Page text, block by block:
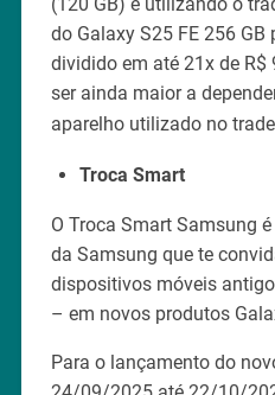
do Galaxy S25 FE 256 GB
dividido em até 21x de R$
ser ainda maior a
aparelho utilizado no
Troca Smart
O Troca Smart Samsung
da Samsung que te
dispositivos móveis
– em novos produtos
Para o lançamento do